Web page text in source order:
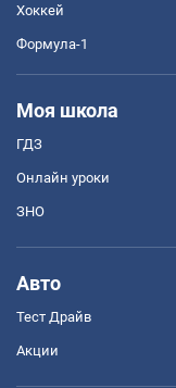
Хоккей
Формула-1
Моя школа
ГДЗ
Онлайн уроки
ЗНО
Авто
Тест Драйв
Акции